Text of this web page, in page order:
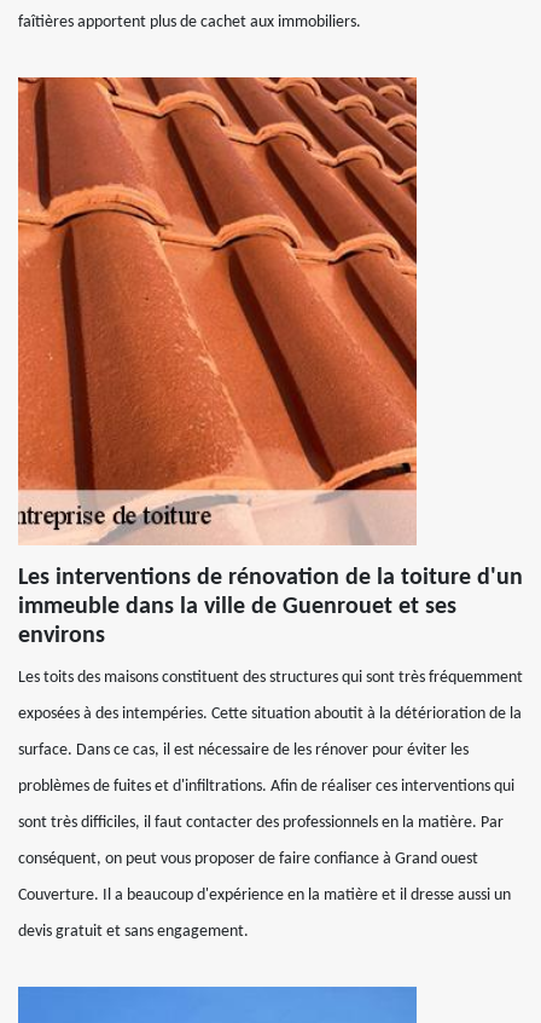
faîtières apportent plus de cachet aux immobiliers.
Les interventions de rénovation de la toiture d'un
immeuble dans la ville de Guenrouet et ses
environs
Les toits des maisons constituent des structures qui sont très fréquemment
exposées à des intempéries. Cette situation aboutit à la détérioration de la
surface. Dans ce cas, il est nécessaire de les rénover pour éviter les
problèmes de fuites et d'infiltrations. Afin de réaliser ces interventions qui
sont très difficiles, il faut contacter des professionnels en la matière. Par
conséquent, on peut vous proposer de faire confiance à Grand ouest
Couverture. Il a beaucoup d'expérience en la matière et il dresse aussi un
devis gratuit et sans engagement.